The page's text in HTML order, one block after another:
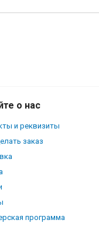
о нас
и реквизиты
заказ
программа